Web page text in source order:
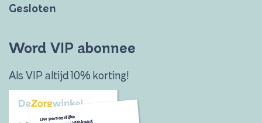
Gesloten
Word VIP abonnee
Als VIP altijd 10% korting!